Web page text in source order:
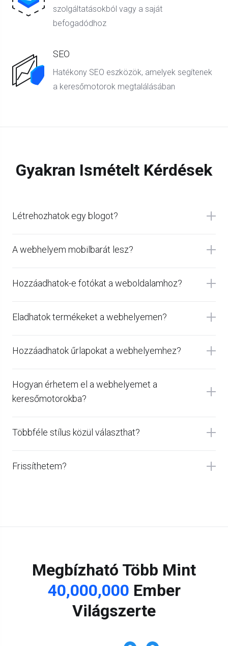
szolgáltatásokból vagy a saját
befogadódhoz
SEO
Hatékony SEO eszközök, amelyek segítenek
a keresőmotorok megtalálásában
Gyakran Ismételt Kérdések
Létrehozhatok egy blogot?
A webhelyem mobilbarát lesz?
Hozzáadhatok-e fotókat a weboldalamhoz?
Eladhatok termékeket a webhelyemen?
Hozzáadhatok űrlapokat a webhelyemhez?
Hogyan érhetem el a webhelyemet a
keresőmotorokba?
Többféle stílus közül választhat?
Frissíthetem?
Megbízható Több Mint
40,000,000 Ember
Világszerte